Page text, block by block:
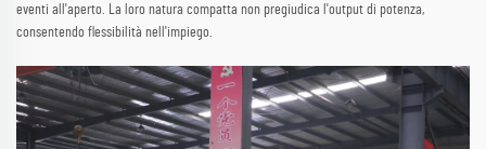
eventi all'aperto. La loro natura compatta non pregiudica l'output di potenza,
consentendo flessibilità nell'impiego.